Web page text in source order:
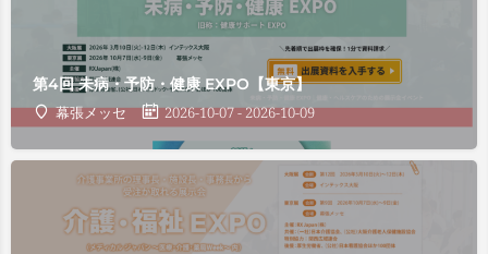
第4回 未病・予防・健康 EXPO【東京】
幕張メッセ
2026-10-07 - 2026-10-09